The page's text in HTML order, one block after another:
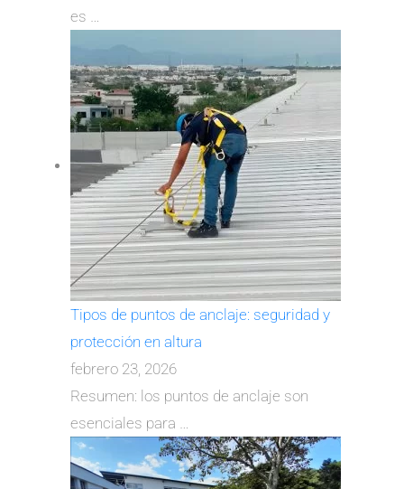
es …
Tipos de puntos de anclaje: seguridad y
protección en altura
febrero 23, 2026
Resumen: los puntos de anclaje son
esenciales para …